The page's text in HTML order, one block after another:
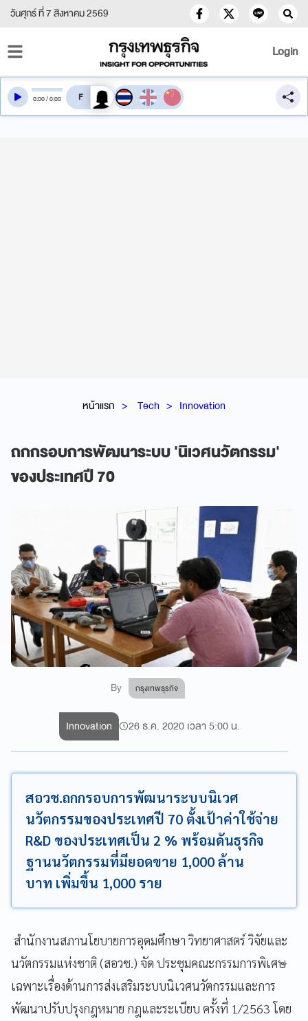
วันศุกร์ ที่ 7 สิงหาคม 2569
Login
หน้าแรก Tech Innovation
ถกกรอบการพัฒนาระบบ 'นิเวศนวัตกรรม'
ของประเทศปี 70
By กรุงเทพธุรกิจ
0:00/0:00 สลับเสียงอ่าน
Innovation 26 ธ.ค. 2020 เวลา 5:00 น.
สอวช.ถกกรอบการพัฒนาระบบนิเวศ
นวัตกรรมของประเทศปี 70 ตั้งเป้าค่าใช้จ่าย
R&D ของประเทศเป็น 2 % พร้อมดันธุรกิจ
ฐานนวัตกรรมที่มียอดขาย 1,000 ล้าน
บาท เพิ่มขึ้น 1,000 ราย
สำนักงานสภานโยบายการอุดมศึกษา วิทยาศาสตร์ วิจัยและ
นวัตกรรมแห่งชาติ (สอวช.) จัด ประชุมคณะกรรมการพิเศษ
เฉพาะเรื่องด้านการส่งเสริมระบบนิเวศนวัตกรรมและการ
พัฒนาปรับปรุงกฎหมาย กฎและระเบียบ ครั้งที่ 1/2563โดย